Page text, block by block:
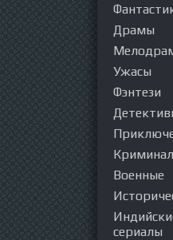
Драмы
Ужасы
Фэнтези
Криминал
Военные
сериалы